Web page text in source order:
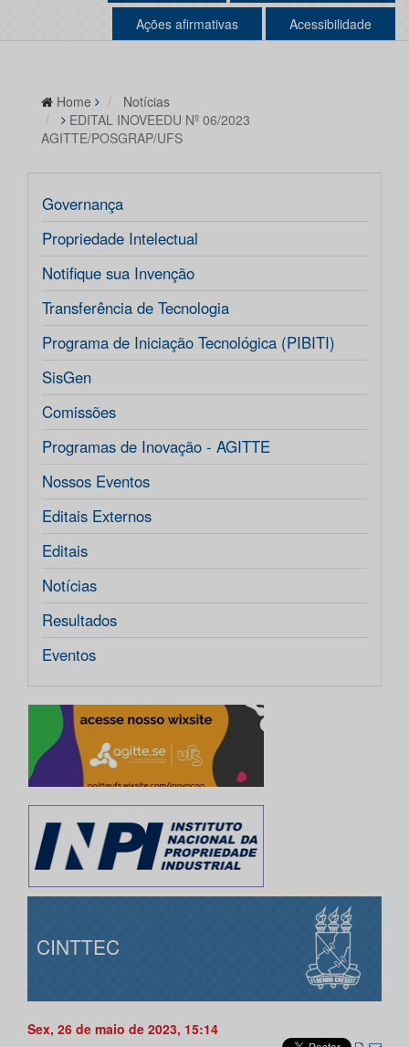
Ações afirmativas Acessibilidade
Home
Notícias
EDITAL INOVEEDU Nº 06/2023
AGITTE/POSGRAP/UFS
Governança
Propriedade Intelectual
Notifique sua Invenção
Transferência de Tecnologia
Programa de Iniciação Tecnológica (PIBITI)
SisGen
Comissões
Programas de Inovação - AGITTE
Nossos Eventos
Editais Externos
Editais
Notícias
Resultados
Eventos
CINTTEC
Sex, 26 de maio de 2023, 15:14